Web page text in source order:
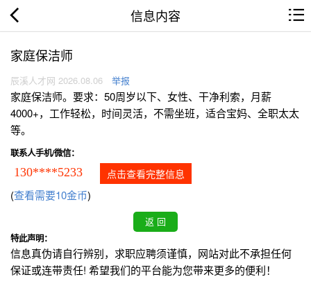
信息内容
家庭保洁师
辰溪人才网 2026.08.06 举报
家庭保洁师。要求：50周岁以下、女性、干净利索，月薪
4000+，工作轻松，时间灵活，不需坐班，适合宝妈、全职太太
等。
联系人手机/微信：
130****5233 点击查看完整信息
(查看需要10金币)
特此声明：
信息真伪请自行辨别，求职应聘须谨慎，网站对此不承担任何
保证或连带责任! 希望我们的平台能为您带来更多的便利！